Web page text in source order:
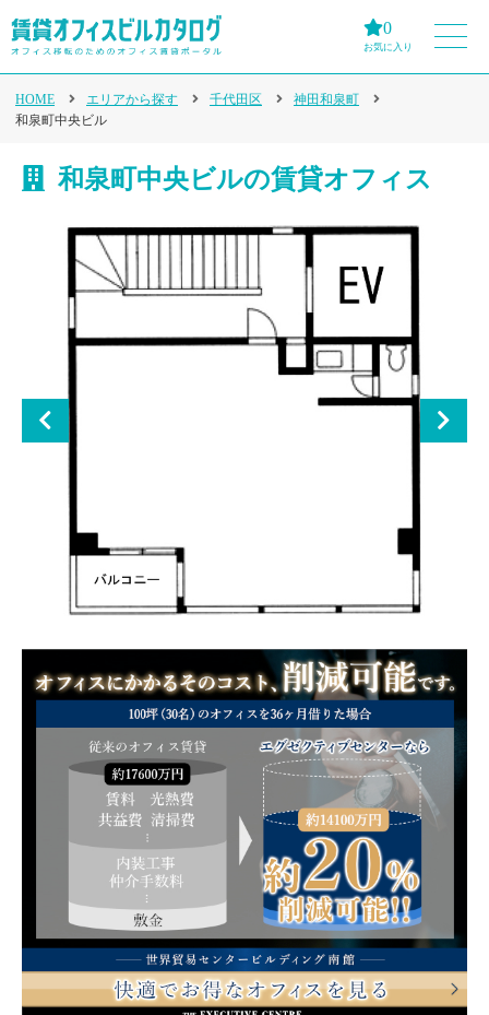
0
お気に入り
HOME エリアから探す 千代田区
神田和泉町
和泉町中央ビル
和泉町中央ビルの賃貸オフィス